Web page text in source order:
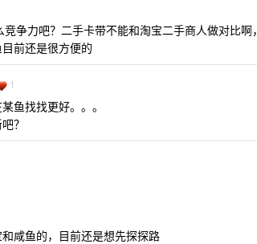
竞争力吧？二手卡带不能和淘宝二手商人做对比
前还是很方便的
1
鱼找找更好。。。
？
咸鱼的，目前还是想先探探路